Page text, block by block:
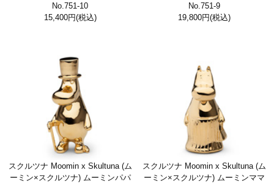
No.751-10
15,400円(税込)
No.751-9
19,800円(税込)
スクルツナ Moomin x Skultuna (ム
ーミン×スクルツナ) ムーミンパパ
スクルツナ Moomin x Skultuna (ム
ーミン×スクルツナ) ムーミンママ